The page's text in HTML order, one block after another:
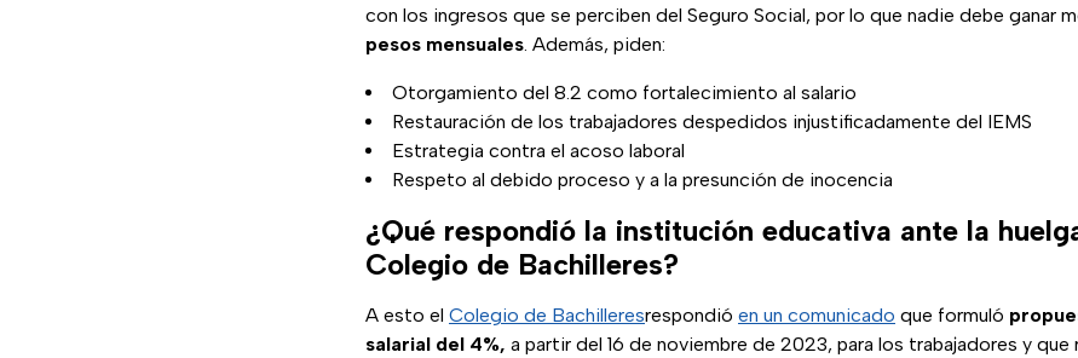
con los ingresos que se perciben del Seguro Social, por lo que nadie debe ganar
pesos mensuales. Además, piden:
Otorgamiento del 8.2 como fortalecimiento al salario
Restauración de los trabajadores despedidos injustificadamente del IEMS
Estrategia contra el acoso laboral
Respeto al debido proceso y a la presunción de inocencia
¿Qué respondió la institución educativa ante la
Colegio de Bachilleres?
A esto el Colegio de Bachilleresrespondió en un comunicado que formuló
salarial del 4%, a partir del 16 de noviembre de 2023, para los trabajadores y